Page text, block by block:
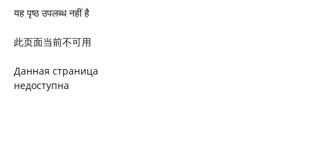
यह पृष्ठ उपलब्ध नहीं है
此页面当前不可用
Данная страница
недоступна